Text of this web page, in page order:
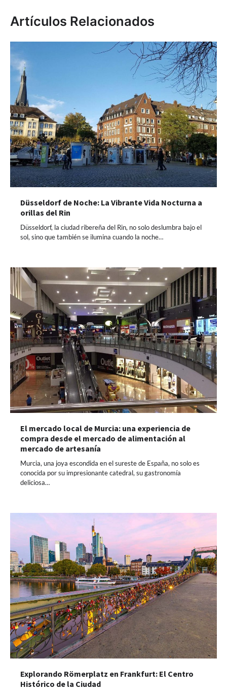
Artículos Relacionados
Düsseldorf de Noche: La Vibrante Vida Nocturna a
orillas del Rin
Düsseldorf, la ciudad ribereña del Rin, no solo deslumbra bajo el
sol, sino que también se ilumina cuando la noche…
El mercado local de Murcia: una experiencia de
compra desde el mercado de alimentación al
mercado de artesanía
Murcia, una joya escondida en el sureste de España, no solo es
conocida por su impresionante catedral, su gastronomía
deliciosa…
Explorando Römerplatz en Frankfurt: El Centro
Histórico de la Ciudad